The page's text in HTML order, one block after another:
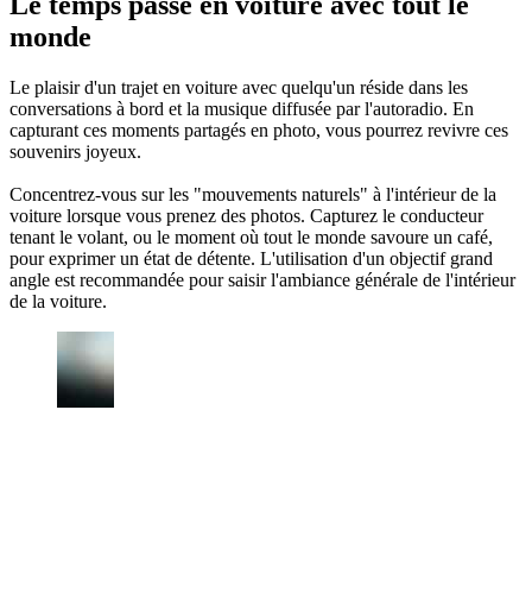
monde
Le plaisir d'un trajet en voiture avec quelqu'un réside dans les
conversations à bord et la musique diffusée par l'autoradio. En
capturant ces moments partagés en photo, vous pourrez revivre ces
souvenirs joyeux.
Concentrez-vous sur les "mouvements naturels" à l'intérieur de la
voiture lorsque vous prenez des photos. Capturez le conducteur
tenant le volant, ou le moment où tout le monde savoure un café,
pour exprimer un état de détente. L'utilisation d'un objectif grand
angle est recommandée pour saisir l'ambiance générale de l'intérieur
de la voiture.